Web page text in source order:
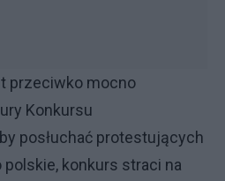
przeciwko mocno
Konkursu
posłuchać protestujących
konkurs straci na